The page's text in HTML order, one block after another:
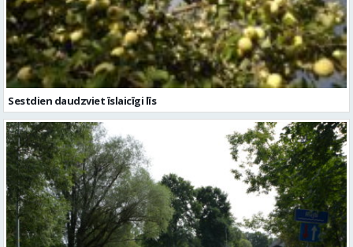
Sestdien daudzviet īslaicīgi līs